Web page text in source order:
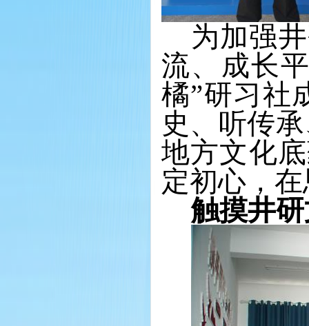
为加强
流、成长
橘”研习社
史、听传
地方文化
定初心，
触摸井